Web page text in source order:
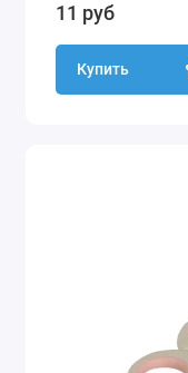
11 руб
Купить